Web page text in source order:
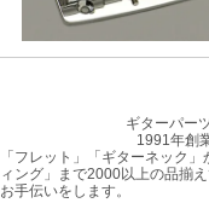
ギターパー
1991年創
「フレット」「ギターネック
ィング」まで2000以上の品揃
お手伝いをします。